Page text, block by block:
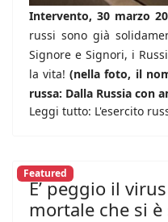
Intervento, 30 marzo
russi sono già
Signore e Signori, i
la vita!(nella foto, il
russa: Dalla Russia con
Leggi tutto: L'esercito
Featured
E’ peggio il
mortale che si è